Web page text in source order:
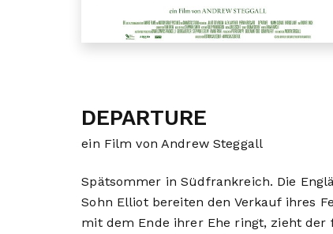
DEPARTURE
ein Film von Andrew Steggall
Spätsommer in Südfrankreich. Die
Sohn Elliot bereiten den Verkauf ihres
mit dem Ende ihrer Ehe ringt, zieht